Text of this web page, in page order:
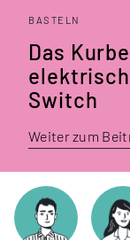
BASTELN
Das
Switch
Weiter zum